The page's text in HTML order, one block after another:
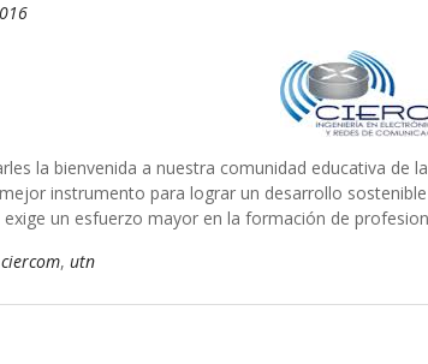
la bienvenida a nuestra comunidad educativa de
instrumento para lograr un desarrollo
exige un esfuerzo mayor en la formación de
ciercom, utn